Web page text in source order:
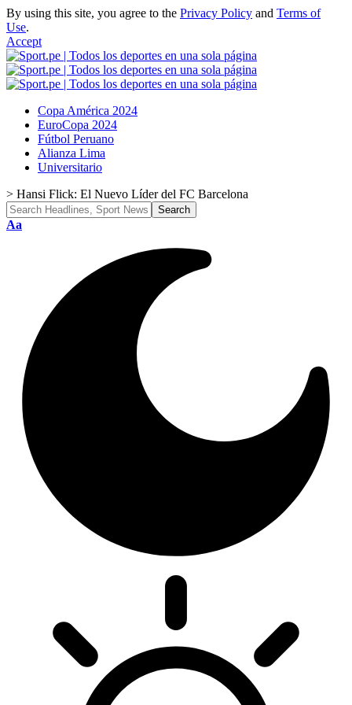
By using this site, you agree to the Privacy Policy and Terms of
Use.
Accept
Copa América 2024
EuroCopa 2024
Fútbol Peruano
Alianza Lima
Universitario
> Hansi Flick: El Nuevo Líder del FC Barcelona
Font
Aa